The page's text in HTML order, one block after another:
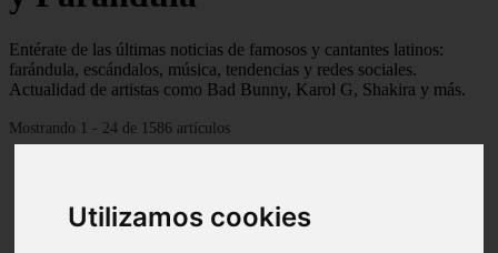
Utilizamos cookies
Entérate de las últimas noticias de famosos y cantantes latinos:
farándula, escándalos, música, tendencias y redes sociales.
Actualidad de artistas como Bad Bunny, Karol G, Shakira y más.
Mostrando 1 - 24 de 1586 artículos